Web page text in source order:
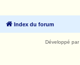
Index du forum
Développé par